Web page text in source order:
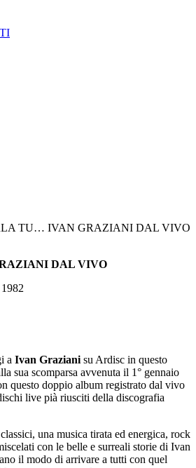
TU… IVAN GRAZIANI DAL VIVO
DAL VIVO
a Ivan Graziani su Ardisc in questo
sua scomparsa avvenuta il 1° gennaio
questo doppio album registrato dal vivo
live pià riusciti della discografia
una musica tirata ed energica, rock
con le belle e surreali storie di Ivan
il modo di arrivare a tutti con quel